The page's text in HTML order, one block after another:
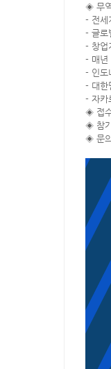
◈ 무
- 전세
- 글로
- 창업
- 매년
- 인도
- 대한
- 자카
◈ 접
◈ 참
◈ 문